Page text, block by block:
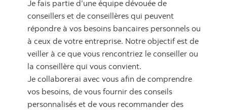
Je fais partie d’une équipe dévouée de
conseillers et de conseillères qui peuvent
répondre à vos besoins bancaires personnels ou
à ceux de votre entreprise. Notre objectif est de
veiller à ce que vous rencontriez le conseiller ou
la conseillère qui vous convient.
Je collaborerai avec vous afin de comprendre
vos besoins, de vous fournir des conseils
personnalisés et de vous recommander des